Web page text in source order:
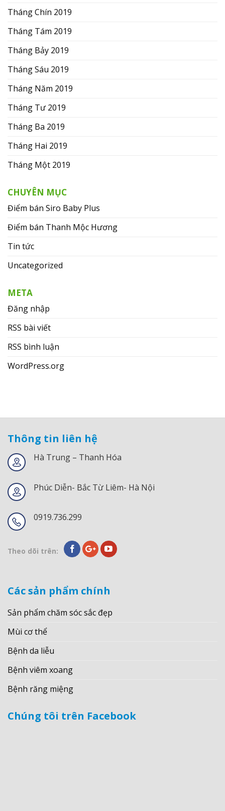
Tháng Chín 2019
Tháng Tám 2019
Tháng Bảy 2019
Tháng Sáu 2019
Tháng Năm 2019
Tháng Tư 2019
Tháng Ba 2019
Tháng Hai 2019
Tháng Một 2019
CHUYÊN MỤC
Điểm bán Siro Baby Plus
Điểm bán Thanh Mộc Hương
Tin tức
Uncategorized
META
Đăng nhập
RSS bài viết
RSS bình luận
WordPress.org
Thông tin liên hệ
Hà Trung – Thanh Hóa
Phúc Diễn- Bắc Từ Liêm- Hà Nội
0919.736.299
Theo dõi trên:
Các sản phẩm chính
Sản phẩm chăm sóc sắc đẹp
Mùi cơ thể
Bệnh da liễu
Bệnh viêm xoang
Bệnh răng miệng
Chúng tôi trên Facebook